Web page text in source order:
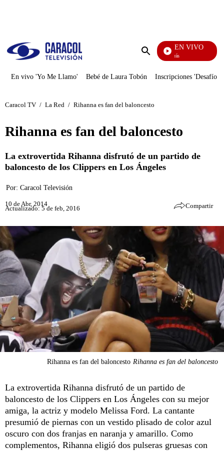
Enviar
EN VIVO
También Caerás
En vivo 'Yo Me Llamo' Bebé de Laura Tobón Inscripciones 'Desafío'
Caracol TV / La Red / Rihanna es fan del baloncesto
Rihanna es fan del baloncesto
La extrovertida Rihanna disfrutó de un partido de
baloncesto de los Clippers en Los Ángeles
Por: Caracol Televisión
10 de Abr, 2014
Actualizado: 5 de feb, 2016 Compartir
Rihanna es fan del baloncesto Rihanna es fan del baloncesto
La extrovertida Rihanna disfrutó de un partido de
baloncesto de los Clippers en Los Ángeles con su mejor
amiga, la actriz y modelo Melissa Ford. La cantante
presumió de piernas con un vestido plisado de color azul
oscuro con dos franjas en naranja y amarillo. Como
complementos, Rihanna eligió dos pulseras gruesas con